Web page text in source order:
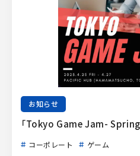
お知らせ
「Tokyo Game Jam-
コーポレート ゲーム